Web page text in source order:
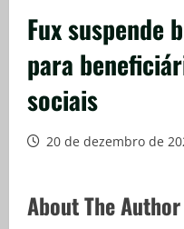
Fux suspende
para
sociais
20 de dezembro de
About The Author